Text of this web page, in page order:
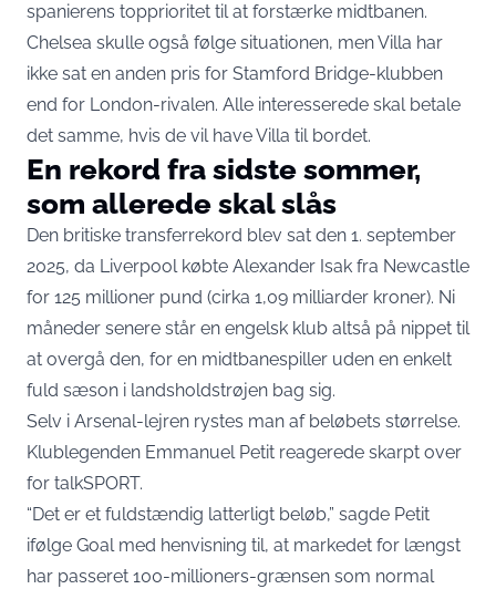
spanierens topprioritet til at forstærke midtbanen.
Chelsea skulle også følge situationen, men Villa har
ikke sat en anden pris for Stamford Bridge-klubben
end for London-rivalen. Alle interesserede skal betale
det samme, hvis de vil have Villa til bordet.
En rekord fra sidste sommer,
som allerede skal slås
Den britiske transferrekord blev sat den 1. september
2025, da Liverpool købte Alexander Isak fra Newcastle
for 125 millioner pund (cirka 1,09 milliarder kroner). Ni
måneder senere står en engelsk klub altså på nippet til
at overgå den, for en midtbanespiller uden en enkelt
fuld sæson i landsholdstrøjen bag sig.
Selv i Arsenal-lejren rystes man af beløbets størrelse.
Klublegenden Emmanuel Petit reagerede skarpt over
for talkSPORT.
“Det er et fuldstændig latterligt beløb,” sagde Petit
ifølge Goalmed henvisning til, at markedet for længst
har passeret 100-millioners-grænsen som normal